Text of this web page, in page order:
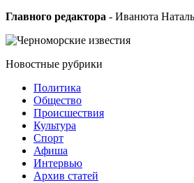
Главного редактора - Иванюта
Новостные рубрики
Политика
Общество
Проиcшествия
Культура
Спорт
Афиша
Интервью
Архив статей